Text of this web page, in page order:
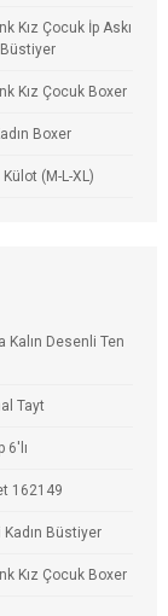
Kız Çocuk İp Askı
Büstiyer
Kız Çocuk Boxer
Boxer
(M-L-XL)
Kalın Desenli Ten
Tayt
6'lı
162149
Büstiyer
Kız Çocuk Boxer